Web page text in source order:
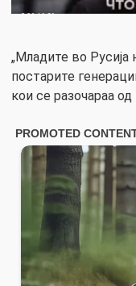
„Младите во Русија
постарите
кои се разочараа од